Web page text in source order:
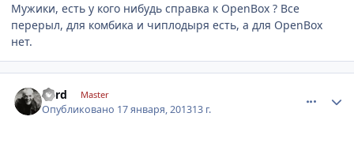
Мужики, есть у кого нибудь справка к OpenBox ? Все
перерыл, для комбика и чиплодыря есть, а для OpenBox
нет.
nerd Master
Опубликовано 17 января, 201313 г.